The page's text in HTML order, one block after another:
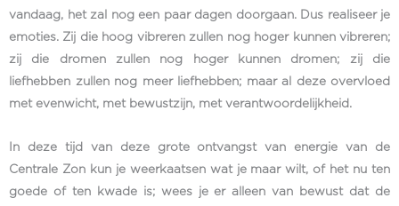
vandaag, het zal nog een paar dagen doorgaan. Dus realiseer je
emoties. Zij die hoog vibreren zullen nog hoger kunnen vibreren;
zij die dromen zullen nog hoger kunnen dromen; zij die
liefhebben zullen nog meer liefhebben; maar al deze overvloed
met evenwicht, met bewustzijn, met verantwoordelijkheid.
In deze tijd van deze grote ontvangst van energie van de
Centrale Zon kun je weerkaatsen wat je maar wilt, of het nu ten
goede of ten kwade is; wees je er alleen van bewust dat de